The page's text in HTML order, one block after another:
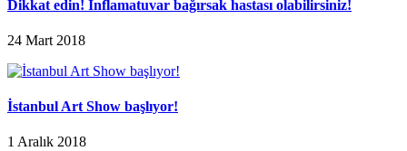
Dikkat edin! İnflamatuvar bağırsak hastası olabilirsiniz!
24 Mart 2018
İstanbul Art Show başlıyor!
1 Aralık 2018